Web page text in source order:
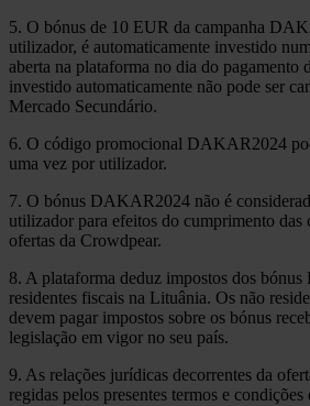
5. O bónus de 10 EUR da campanha
utilizador, é automaticamente investido
aberta na plataforma no dia do pagamento
investido automaticamente não pode ser
Mercado Secundário.
6. O código promocional DAKAR2024
uma vez por utilizador.
7. O bónus DAKAR2024 não é
utilizador para efeitos do cumprimento das
ofertas da Crowdpear.
8. A plataforma deduz impostos dos
residentes fiscais na Lituânia. Os não
devem pagar impostos sobre os bónus
legislação em vigor no seu país.
9. As relações jurídicas decorrentes da
regidas pelos presentes termos e condições